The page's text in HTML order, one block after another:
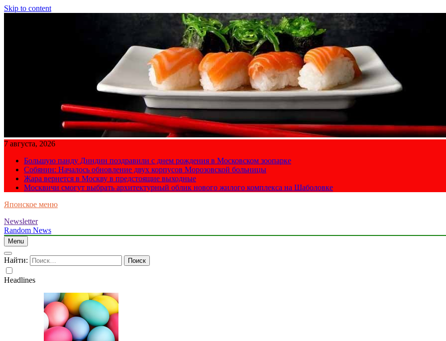
Skip to content
7 августа, 2026
Большую панду Диндин поздравили с днем рождения в Московском зоопарке
Собянин: Началось обновление двух корпусов Морозовской больницы
Жара вернется в Москву в предстоящие выходные
Москвичи смогут выбрать архитектурный облик нового жилого комплекса на Шаболовке
Японское меню
Newsletter
Random News
Menu
Найти:
Headlines